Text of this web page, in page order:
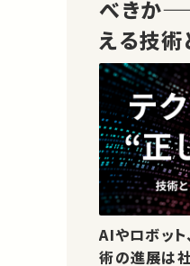
べきか
える技術
AIやロボット
術の進展は